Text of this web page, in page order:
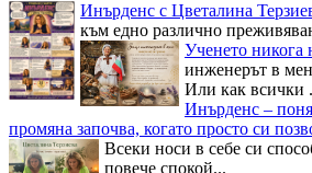
Инърденс с Цветалина
към едно различно
Ученето никога
инженерът в
Или как всички
Инърденс –
промяна започва, когато просто си
Всеки носи в себе си
повече спокой...